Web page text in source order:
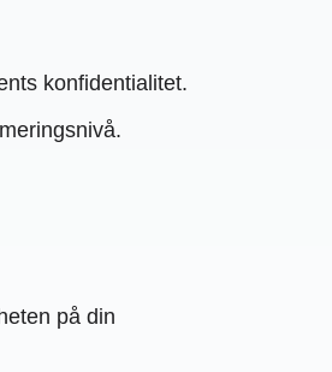
konfidentialitet.
på din